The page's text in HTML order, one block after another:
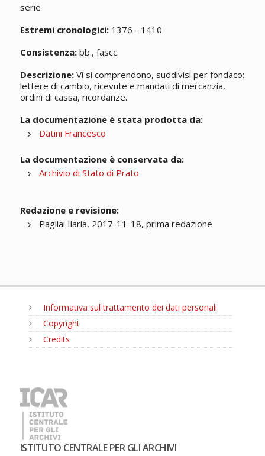
serie
Estremi cronologici:1376 - 1410
Consistenza:bb., fascc.
Descrizione:Vi si comprendono, suddivisi per fondaco:
lettere di cambio, ricevute e mandati di mercanzia,
ordini di cassa, ricordanze.
La documentazione è stata prodotta da:
Datini Francesco
La documentazione è conservata da:
Archivio di Stato di Prato
Redazione e revisione:
Pagliai Ilaria, 2017-11-18, prima redazione
Informativa sul trattamento dei dati personali
Copyright
Credits
ISTITUTO CENTRALE PER GLI ARCHIVI